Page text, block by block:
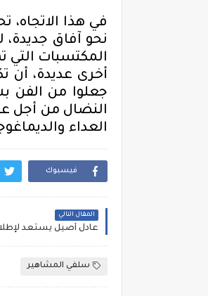
في هذا
نحو آفاق جديدة،
المكتسبات التي
أخرى عديدة، أن
جعلوا من الفن
النضال من أجل
العداء و
فيسبوك
المقال التالي
سلفي المشاهير